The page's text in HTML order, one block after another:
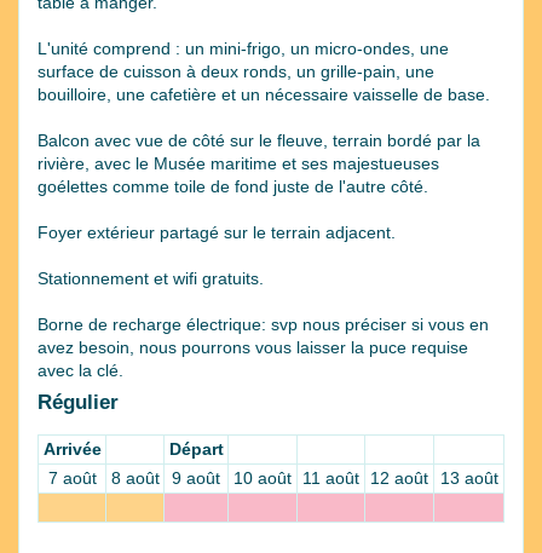
L'unité comprend : un mini-frigo, un micro-ondes, une
surface de cuisson à deux ronds, un grille-pain, une
bouilloire, une cafetière et un nécessaire vaisselle de base.
Balcon avec vue de côté sur le fleuve, terrain bordé par la
rivière, avec le Musée maritime et ses majestueuses
goélettes comme toile de fond juste de l'autre côté.
Foyer extérieur partagé sur le terrain adjacent.
Stationnement et wifi gratuits.
Borne de recharge électrique: svp nous préciser si vous en
avez besoin, nous pourrons vous laisser la puce requise
avec la clé.
Régulier
Arrivée
Départ
7 août
8 août 9 août 10 août 11 août 12 août 13 août